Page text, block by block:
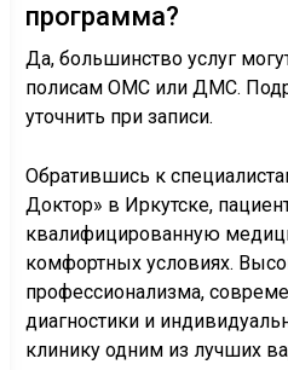
программа?
Да, большинство услуг
полисам ОМС или ДМС.
уточнить при записи.
Обратившись к
Доктор» в Иркутске,
квалифицированную
комфортных условиях.
профессионализма,
диагностики и
клинику одним из лучших